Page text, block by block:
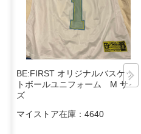
BE:FIRST オリジナルバスケッ
トボールユニフォーム M サイ
ズ
マイストア在庫： 4640